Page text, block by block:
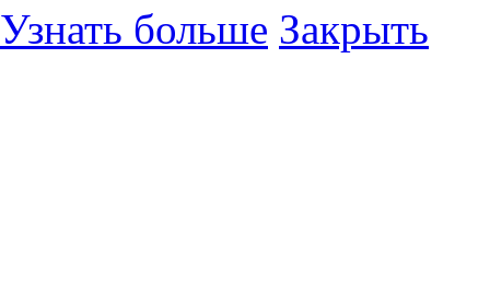
Узнать больше Закрыть